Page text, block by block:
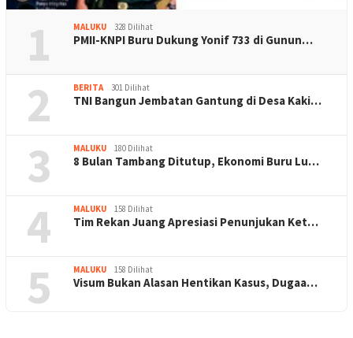
1 MALUKU 328 Dilihat
PMII-KNPI Buru Dukung Yonif 733 di Gunun…
2 BERITA 301 Dilihat
TNI Bangun Jembatan Gantung di Desa Kaki…
3 MALUKU 180 Dilihat
8 Bulan Tambang Ditutup, Ekonomi Buru Lu…
4 MALUKU 158 Dilihat
Tim Rekan Juang Apresiasi Penunjukan Ket…
5 MALUKU 158 Dilihat
Visum Bukan Alasan Hentikan Kasus, Dugaa…